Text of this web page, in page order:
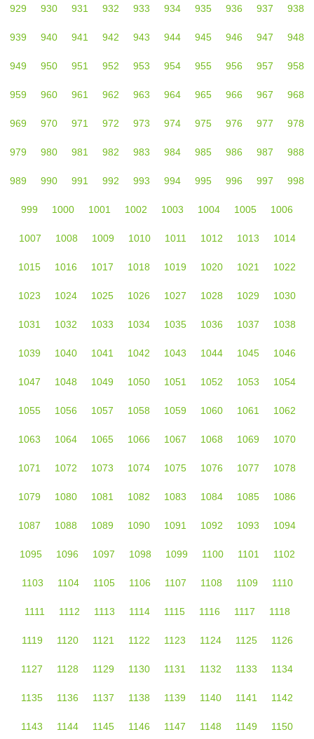
929 930 931 932 933 934 935 936 937 938
939 940 941 942 943 944 945 946 947 948
949 950 951 952 953 954 955 956 957 958
959 960 961 962 963 964 965 966 967 968
969 970 971 972 973 974 975 976 977 978
979 980 981 982 983 984 985 986 987 988
989 990 991 992 993 994 995 996 997 998
999 1000 1001 1002 1003 1004 1005 1006
1007 1008 1009 1010 1011 1012 1013 1014
1015 1016 1017 1018 1019 1020 1021 1022
1023 1024 1025 1026 1027 1028 1029 1030
1031 1032 1033 1034 1035 1036 1037 1038
1039 1040 1041 1042 1043 1044 1045 1046
1047 1048 1049 1050 1051 1052 1053 1054
1055 1056 1057 1058 1059 1060 1061 1062
1063 1064 1065 1066 1067 1068 1069 1070
1071 1072 1073 1074 1075 1076 1077 1078
1079 1080 1081 1082 1083 1084 1085 1086
1087 1088 1089 1090 1091 1092 1093 1094
1095 1096 1097 1098 1099 1100 1101 1102
1103 1104 1105 1106 1107 1108 1109 1110
1111 1112 1113 1114 1115 1116 1117 1118
1119 1120 1121 1122 1123 1124 1125 1126
1127 1128 1129 1130 1131 1132 1133 1134
1135 1136 1137 1138 1139 1140 1141 1142
1143 1144 1145 1146 1147 1148 1149 1150